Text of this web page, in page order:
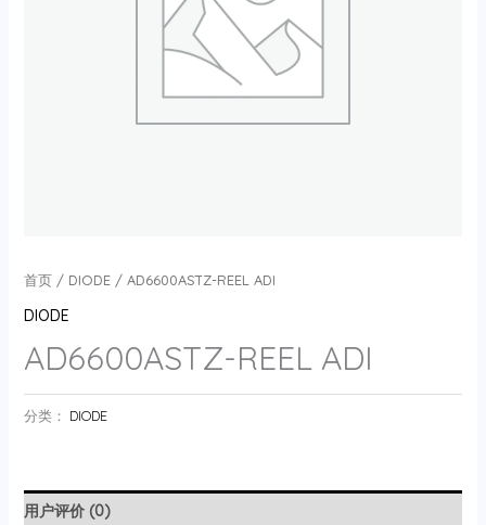
首页/ DIODE/ AD6600ASTZ-REEL ADI
DIODE
AD6600ASTZ-REEL ADI
分类： DIODE
用户评价 (0)